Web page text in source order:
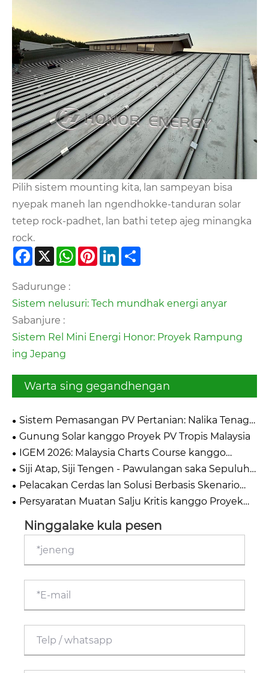
Pilih sistem mounting kita, lan sampeyan bisa
nyepak maneh lan ngendhokke-tanduran solar
tetep rock-padhet, lan bathi tetep ajeg minangka
rock.
Facebook
X WhatsApp
Pinterest
LinkedIn
Sadurunge :
Sistem nelusuri: Tech mundhak energi anyar
Sabanjure :
Sistem Rel Mini Energi Honor: Proyek Rampung
ing Jepang
Warta sing gegandhengan
Sistem Pemasangan PV Pertanian: Nalika Tenaga
Surya Ketemu Lemah
Gunung Solar kanggo Proyek PV Tropis Malaysia
IGEM 2026: Malaysia Charts Course kanggo
Transisi Hijau Asia Tenggara
Siji Atap, Siji Tengen - Pawulangan saka Sepuluh
Taun Nglayani Pasar Solar Jepang
Pelacakan Cerdas lan Solusi Berbasis Skenario
Njupuk Panggung Tengah ing Intersolar Europe
2026
Persyaratan Muatan Salju Kritis kanggo Proyek
Ninggalake kula pesen